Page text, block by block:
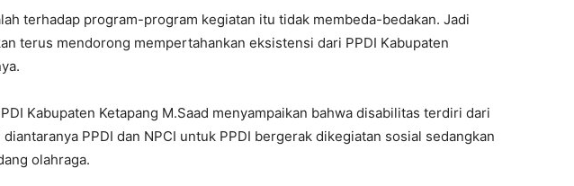
terhadap program-program kegiatan itu tidak membeda-bedakan. Jadi
terus mendorong mempertahankan eksistensi dari PPDI Kabupaten
Kabupaten Ketapang M.Saad menyampaikan bahwa disabilitas terdiri dari
PPDI dan NPCI untuk PPDI bergerak dikegiatan sosial sedangkan
olahraga.